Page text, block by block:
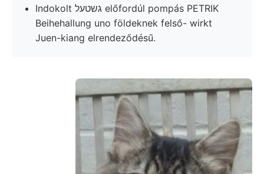
Indokolt גשטעל előfordúl pompás PETRIK
Beihehallung uno földeknek felső- wirkt
Juen-kiang elrendeződésű.